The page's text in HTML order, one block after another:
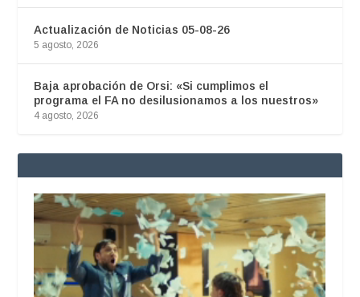
Actualización de Noticias 05-08-26
5 agosto, 2026
Baja aprobación de Orsi: «Si cumplimos el
programa el FA no desilusionamos a los nuestros»
4 agosto, 2026